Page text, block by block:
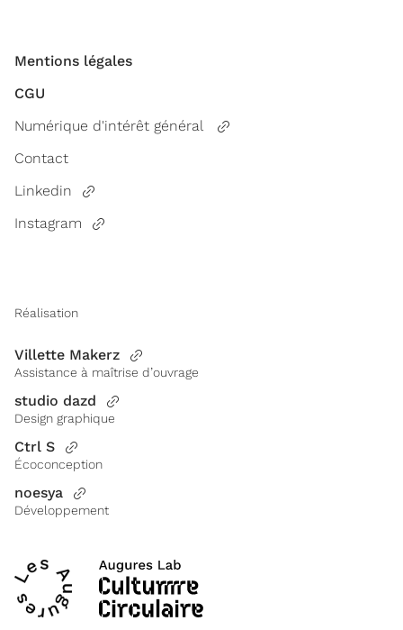
Mentions légales
CGU
Numérique d'intérêt général
Contact
Linkedin
Instagram
Réalisation
Villette Makerz
Assistance à maîtrise d’ouvrage
studio dazd
Design graphique
Ctrl S
Écoconception
noesya
Développement